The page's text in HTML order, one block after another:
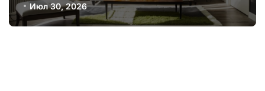
интеграции растений в интерьер и
выбор безопасных отделочных
Июл 30, 2026